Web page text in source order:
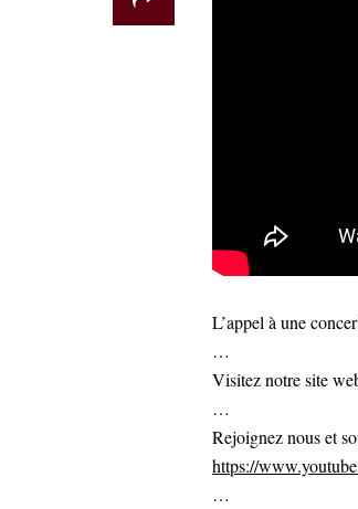
L’appel à une
…
Visitez notre site
…
Rejoignez nous et
https://
…